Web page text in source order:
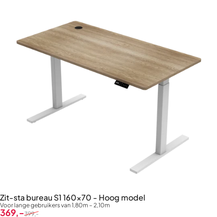
Zit-sta bureau S1 160x70 - Hoog model
Voor lange gebruikers van 1,80m – 2,10m
Verkoopprijs
369,-
Normale prijs
399,-